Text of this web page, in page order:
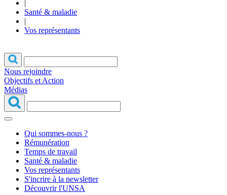
|
Santé & maladie
|
Vos représentants
Nous rejoindre
Objectifs et Action
Médias
Qui sommes-nous ?
Rémunération
Temps de travail
Santé & maladie
Vos représentants
S'incrire à la newsletter
Découvrir l'UNSA